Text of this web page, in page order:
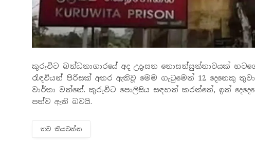
කුරුවිට බන්ධනාගාරයේ අද උදෑසන නොසන්සුන්තාවයක්
රැඳවියන් පිරිසක් අතර ඇතිවූ මෙම ගැටුමෙන් 12 දෙනෙකු
වාර්තා වන්නේ. කුරුවිට පොලිසිය සඳහන් කරන්නේ, ඉන්
පත්ව ඇති බවයි.
තව කියවන්​න